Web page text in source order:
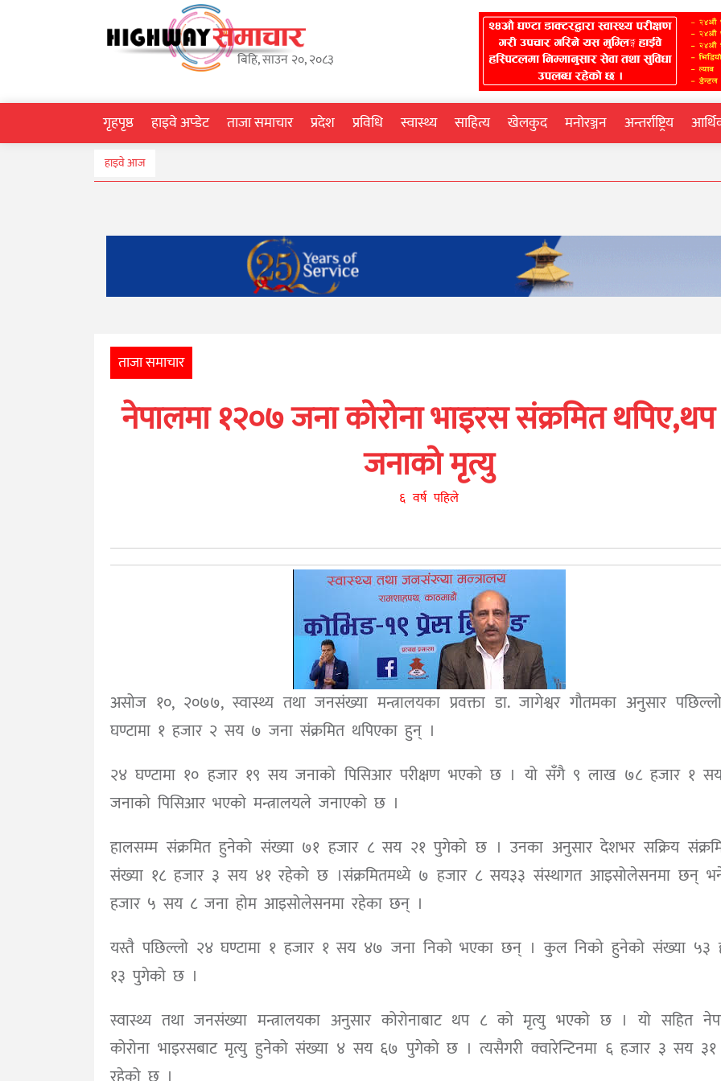
बिहि, साउन २०, २०८३
गृहपृष्ठ हाइवे अप्डेट ताजा समाचार प्रदेश प्रविधि स्वास्थ्य साहित्य खेलकुद मनोरञ्जन अन्तर्राष्ट्रिय
हाइवे आज
ताजा समाचार
नेपालमा १२०७ जना कोरोना भाइरस संक्रमित
जनाको मृत्यु
६ वर्ष पहिले
असोज १०, २०७७, स्वास्थ्य तथा जनसंख्या मन्त्रालयका प्रवक्ता डा. जागेश्वर गौतमका अनुसार
घण्टामा १ हजार २ सय ७ जना संक्रमित थपिएका हुन् ।
२४ घण्टामा १० हजार १९ सय जनाको पिसिआर परीक्षण भएको छ । यो सँगै ९ लाख ७८ हजार १
जनाको पिसिआर भएको मन्त्रालयले जनाएको छ ।
हालसम्म संक्रमित हुनेको संख्या ७१ हजार ८ सय २१ पुगेको छ । उनका अनुसार देशभर सक्रिय
संख्या १८ हजार ३ सय ४१ रहेको छ ।संक्रमितमध्ये ७ हजार ८ सय३३ संस्थागत आइसोलेसनमा छन्
हजार ५ सय ८ जना होम आइसोलेसनमा रहेका छन् ।
यस्तै पछिल्लो २४ घण्टामा १ हजार १ सय ४७ जना निको भएका छन् । कुल निको हुनेको संख्या ५३
१३ पुगेको छ ।
स्वास्थ्य तथा जनसंख्या मन्त्रालयका अनुसार कोरोनाबाट थप ८ को मृत्यु भएको छ । यो सहित
कोरोना भाइरसबाट मृत्यु हुनेको संख्या ४ सय ६७ पुगेको छ । त्यसैगरी क्वारेन्टिनमा ६ हजार ३ सय